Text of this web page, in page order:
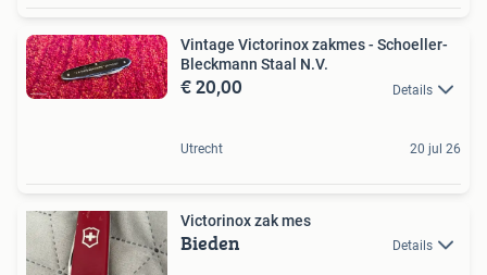
Vintage Victorinox zakmes - Schoeller-
Bleckmann Staal N.V.
€ 20,00 Details
Utrecht 20 jul 26
Victorinox zak mes
Bieden Details